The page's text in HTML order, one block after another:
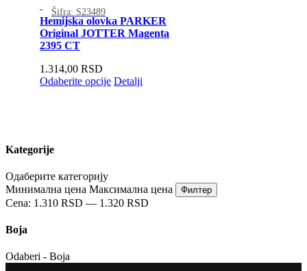
Šifra: S23489
Hemijska olovka PARKER
Original JOTTER Magenta
2395 CT
1.314,00 RSD
Odaberite opcije Detalji
Kategorije
Одаберите категорију
Минимална цена Максимална цена Филтер
Cena: 1.310 RSD — 1.320 RSD
Boja
Odaberi - Boja